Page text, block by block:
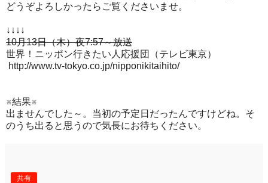
どうぞよろしかったらご覧くださいませ。
↓↓↓↓
10月13日（木）夜7:57～放送
世界！ニッポン行きたい人応援団（テレビ東京）
http://www.tv-tokyo.co.jp/nipponikitaihito/
※結果※
出ませんでした～。当初の予定日だったんですけどね。そ
のうち出ると思うので気長にお待ちください。
共有